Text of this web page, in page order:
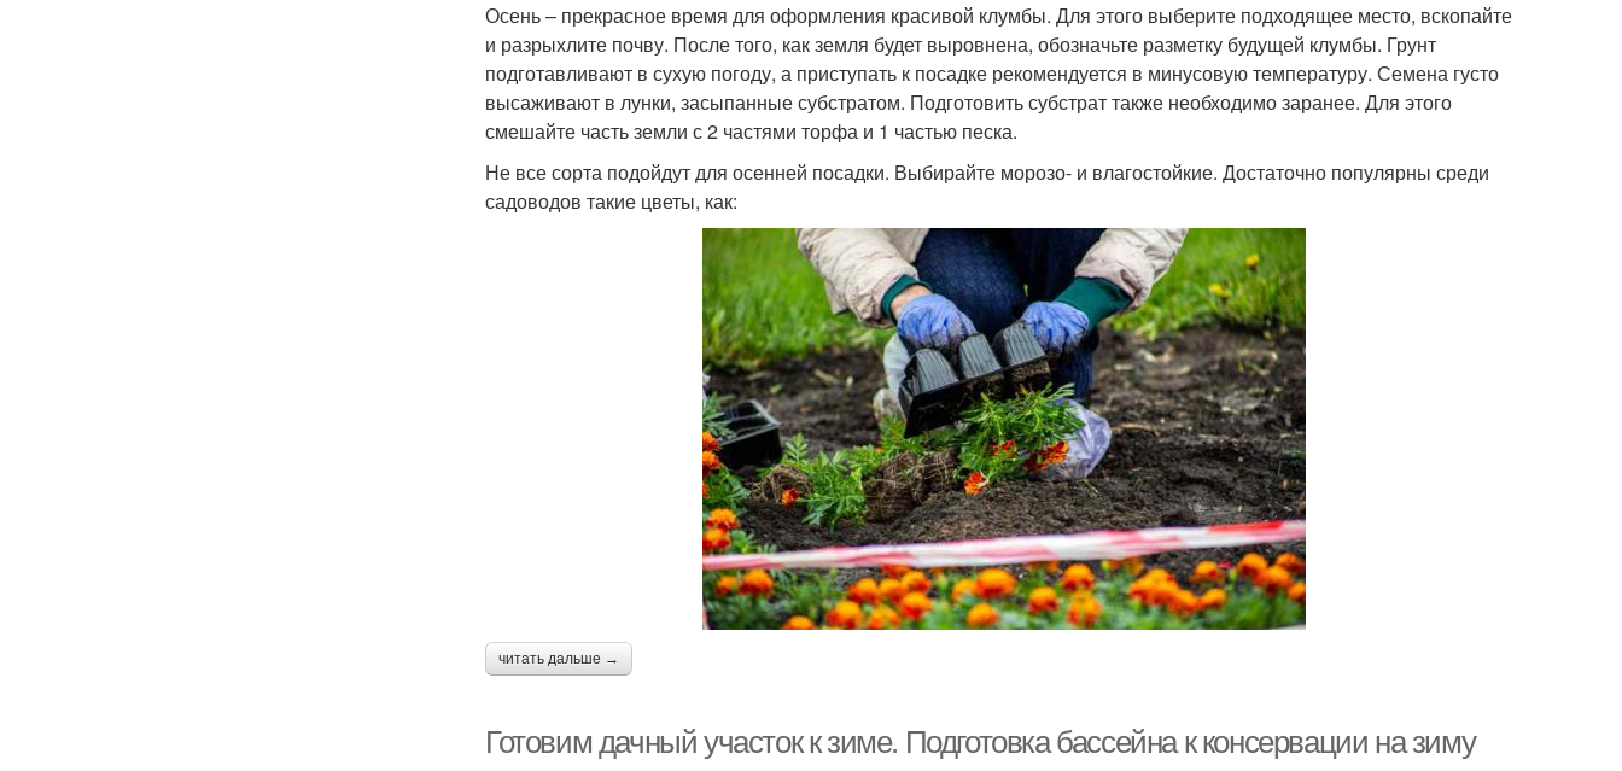
Осень – прекрасное время для оформления красивой клумбы. Для этого выберите подходящее место, вскопайте
и разрыхлите почву. После того, как земля будет выровнена, обозначьте разметку будущей клумбы. Грунт
подготавливают в сухую погоду, а приступать к посадке рекомендуется в минусовую температуру. Семена густо
высаживают в лунки, засыпанные субстратом. Подготовить субстрат также необходимо заранее. Для этого
смешайте часть земли с 2 частями торфа и 1 частью песка.
Не все сорта подойдут для осенней посадки. Выбирайте морозо- и влагостойкие. Достаточно популярны среди
садоводов такие цветы, как:
читать дальше →
Готовим дачный участок к зиме. Подготовка бассейна к консервации на зиму